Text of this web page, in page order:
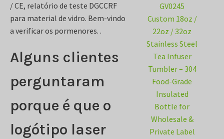
/ CE, relatório de teste DGCCRF
para material de vidro. Bem-vindo
a verificar os pormenores. .
Alguns clientes
perguntaram
porque é que o
logótipo laser
GV0245
Custom 18oz /
22oz / 32oz
Stainless Steel
Tea Infuser
Tumbler – 304
Food-Grade
Insulated
Bottle for
Wholesale &
Private Label